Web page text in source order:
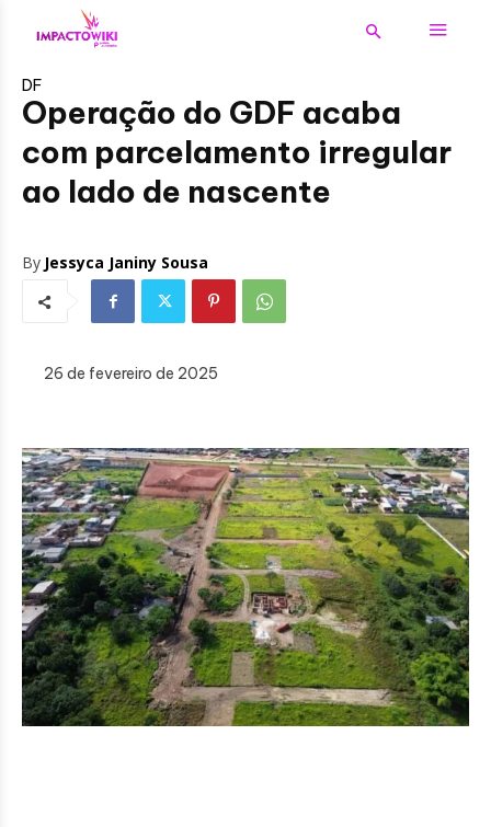
DF
Operação do GDF acaba
com parcelamento irregular
ao lado de nascente
By Jessyca Janiny Sousa
26 de fevereiro de 2025